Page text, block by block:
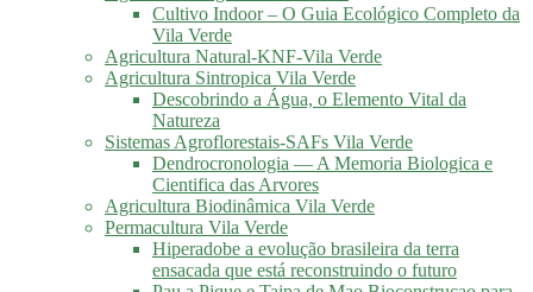
Cultivo Indoor – O Guia Ecológico Completo da
Vila Verde
Agricultura Natural-KNF-Vila Verde
Agricultura Sintropica Vila Verde
Descobrindo a Água, o Elemento Vital da
Natureza
Sistemas Agroflorestais-SAFs Vila Verde
Dendrocronologia — A Memoria Biologica e
Cientifica das Arvores
Agricultura Biodinâmica Vila Verde
Permacultura Vila Verde
Hiperadobe a evolução brasileira da terra
ensacada que está reconstruindo o futuro